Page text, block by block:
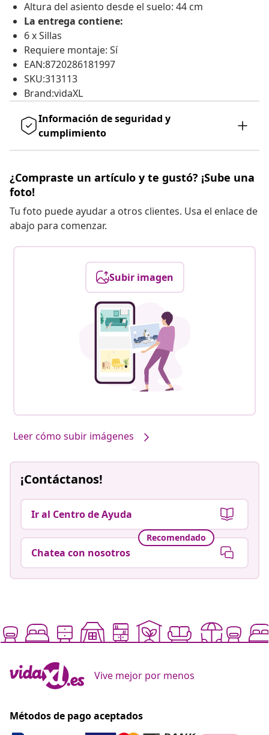
Altura del asiento desde el suelo: 44 cm
La entrega contiene:
6 x Sillas
Requiere montaje: Sí
EAN:8720286181997
SKU:313113
Brand:vidaXL
Información de seguridad y
cumplimiento
¿Compraste un artículo y te gustó? ¡Sube una
foto!
Tu foto puede ayudar a otros clientes. Usa el enlace de
abajo para comenzar.
Subir imagen
Leer cómo subir imágenes
¡Contáctanos!
Ir al Centro de Ayuda
Recomendado
Chatea con nosotros
Vive mejor por menos
Métodos de pago aceptados